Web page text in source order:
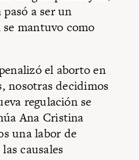
a ser un
mantuvo como
el aborto en
nosotras decidimos
regulación se
Ana Cristina
una labor de
causales